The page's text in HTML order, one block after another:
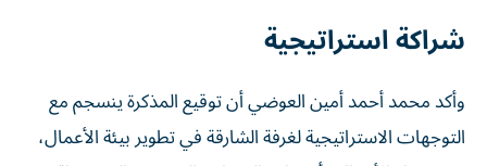
شراكة استراتيجية
وأكد محمد أحمد أمين العوضي أن توقيع المذكرة ينسجم مع
التوجهات الاستراتيجية لغرفة الشارقة في تطوير بيئة الأعمال،